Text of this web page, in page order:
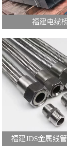
福建电缆
福建JDS金属线